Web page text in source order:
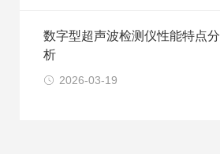
数字型超声波检测仪性能特点分
析
2026-03-19